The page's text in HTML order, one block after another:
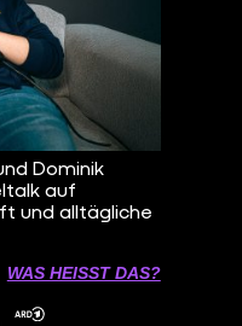
Dominik
auf
und alltägliche
WAS HEISST DAS?